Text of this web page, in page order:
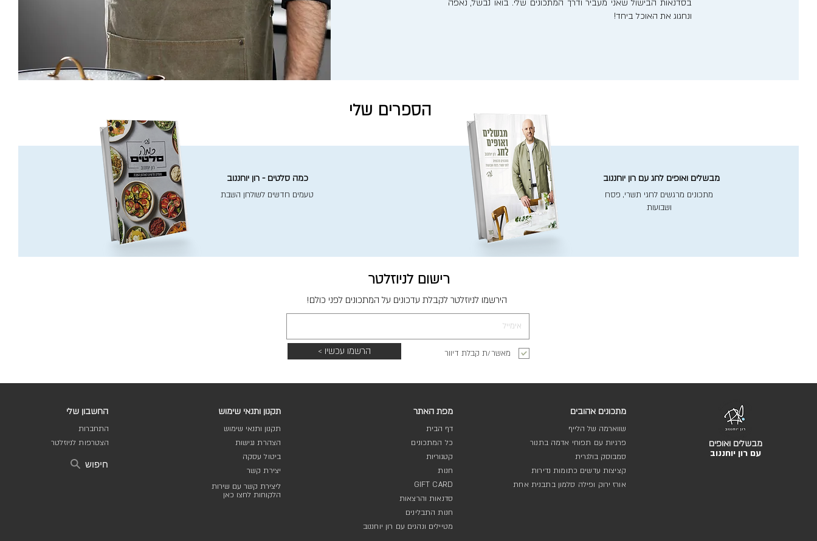
בסדנאות הבישול שאני מעביר ודרך המתכונים שלי. בואו נבשל, נאפה
ונחגוג את האוכל ביחד!
הספרים שלי
כמה סלטים - רון יוחננוב
טעמים חדשים לשולחן השבת
מבשלים ואופים לחג עם רון יוחננוב
מתכונים מרגשים לחגי תשרי, פסח
ושבועות
רישום לניוזלטר
הרשמו עכשיו > מאשר/ת קבלת דיוור
הירשמו לניוזלטר לקבלת עדכונים על המתכונים לפני כולם!
החשבון שלי
התחברות
הצטרפות לניוזלטר
חיפוש
תקנון ותנאי שימוש
תקנון ותנאי שימוש
הצהרת נגישות
ביטול עסקה
יצירת קשר
ליצירת קשר עם שירות
הלקוחות לחצו כאן
מפת האתר
דף הבית
כל המתכונים
קטגוריות
חנות
GIFT CARD
סדנאות והרצאות
חנות התבלינים
מטיילים ונהנים עם רון יוחננוב
מתכונים אהובים
שווארמה של הלייף
פרגיות עם תפוחי אדמה בתנור
סמבוסק בולגרית
קציצות עדשים כתומות נדירות
אורז ירוק ופילה סלמון בתבנית אחת
מבשלים ואופים
עם רון יוחננוב